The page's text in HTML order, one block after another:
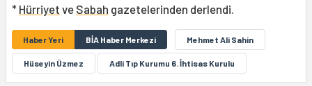
* Hürriyet ve Sabah gazetelerinden derlendi.
Haber Yeri BİA Haber Merkezi Mehmet Ali Sahin
Hüseyin Üzmez Adli Tıp Kurumu 6. İhtisas Kurulu